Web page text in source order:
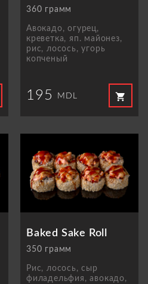
360 грамм
Авокадо, огурец,
креветка, яп. майонез,
рис, лосось, угорь
копченый
195 MDL shopping_cart
Baked Sake Roll
350 грамм
Рис, лосось, сыр
филадельфия, авокадо,